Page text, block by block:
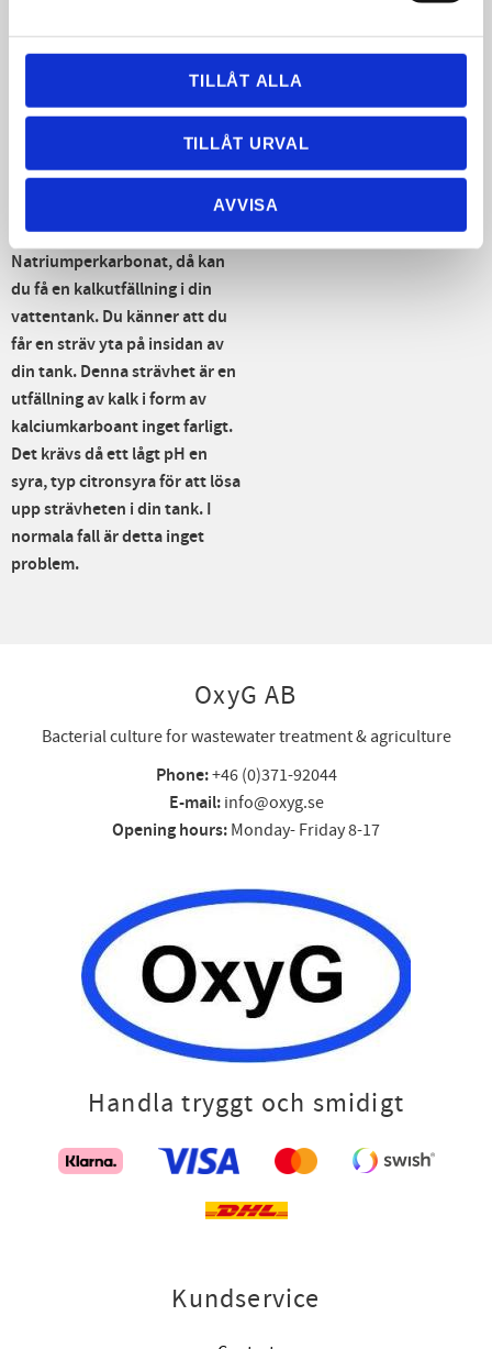
TILLÅT ALLA
TILLÅT URVAL
AVVISA
Dosering för underhåll av en
1 mått till
100 L vatten eller 1 gram till 5
Hårt vatten: om du har hårt
använder
Natriumperkarbonat, då kan
du få en kalkutfällning i din
vattentank. Du känner att du
får en sträv yta på insidan av
din tank. Denna strävhet är en
utfällning av kalk i form av
kalciumkarboant inget farligt.
Det krävs då ett lågt pH en
syra, typ citronsyra för att lösa
upp strävheten i din tank. I
normala fall är detta inget
problem.
OxyG AB
Bacterial culture for wastewater treatment & agriculture
Phone:+46 (0)371-92044
E-mail:info@oxyg.se
Opening hours: Monday- Friday 8-17
Handla tryggt och smidigt
Kundservice